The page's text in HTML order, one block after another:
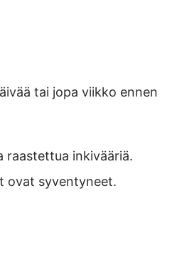
tai jopa viikko ennen
raastettua inkivääriä.
ovat syventyneet.